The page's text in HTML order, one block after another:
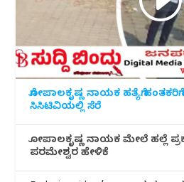
ಗೋಪಾಲಕೃಷ್ಣ ನಾಯಕ ಹತ್ಯೆಗೆ ಹಂತಕರಿಗೆ
ಸಿಸಿಟಿವಿಯಲ್ಲಿ ಸೆರೆ
ಗೋಪಾಲಕೃಷ್ಣ ನಾಯಕ ಮೇಲೆ ಹಲ್ಲೆ
ಪರಮೇಶ್ವರ ಹೇಳಿಕೆ